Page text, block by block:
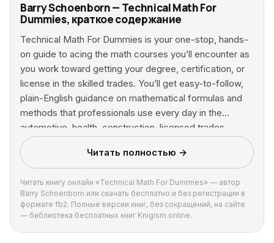
Barry Schoenborn — Technical Math For
Dummies, краткое содержание
Technical Math For Dummies is your one-stop, hands-
on guide to acing the math courses you’ll encounter as
you work toward getting your degree, certification, or
license in the skilled trades. You’ll get easy-to-follow,
plain-English guidance on mathematical formulas and
methods that professionals use every day in the
automotive, health, construction, licensed trades,
maintenance, and other trades. You’ll learn how to apply
concepts of algebra, geometry, and trigonometry and
their formulas related to occupational areas of study.
Plus, you’ll find out how to perform basic arithmetic
operations and solve word problems as they’re applied
to specific trades. Maps to a course commonly
required by vocational schools, community and
Читать полностью →
Читать книгу онлайн «Technical Math For Dummies» — автор
Barry Schoenborn или скачать бесплатно и без регистрации в
формате fb2. Полные версии книг, без сокращений, на сайте
— библиотека бесплатных книг Knigism.online.